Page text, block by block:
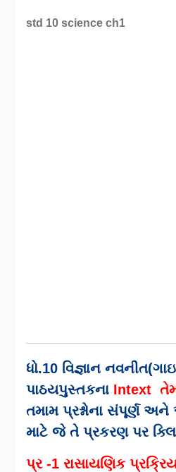
std 10 science ch1
ધો.10 વિજ્ઞાન
પાઠયપુસ્તકના Intext
તમામ પ્રશ્નોના સંપૂર્ણ અને
માટે જે તે પ્રકરણ પર
પ્ર -1 રાસાયણિક